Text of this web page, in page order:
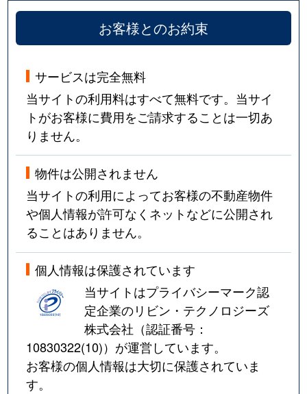
お客様とのお約束
サービスは完全無料
当サイトの利用料はすべて無料です。当サイ
トがお客様に費用をご請求することは一切あ
りません。
物件は公開されません
当サイトの利用によってお客様の不動産物件
や個人情報が許可なくネットなどに公開され
ることはありません。
個人情報は保護されています
当サイトはプライバシーマーク認
定企業のリビン・テクノロジーズ
株式会社（認証番号：
10830322(10)）が運営しています。
お客様の個人情報は大切に保護されていま
す。